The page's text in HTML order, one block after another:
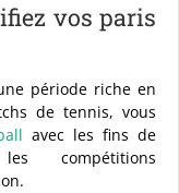
vos paris
période riche en
de tennis, vous
avec les fins de
compétitions